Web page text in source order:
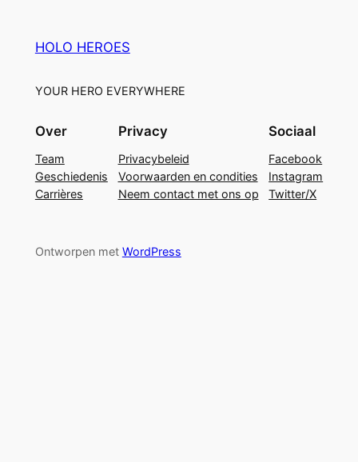
HOLO HEROES
YOUR HERO EVERYWHERE
Over
Team
Geschiedenis
Carrières
Privacy
Privacybeleid
Voorwaarden en condities
Neem contact met ons op
Sociaal
Facebook
Instagram
Twitter/X
Ontworpen met WordPress